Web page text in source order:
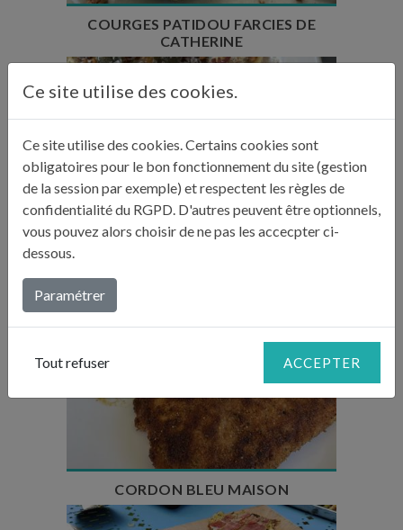
COURGES PATIDOU FARCIES DE
CATHERINE
Temps de préparation : 1 h
Temps de cuisson : 15 min
Temps de repos : 45 min
Nombre de couverts : 6 à 8
Temps de préparation : 20 min
Temps de cuisson : 5-7 min
Nombre de couverts : 4
CORDON BLEU MAISON
Ce site utilise des cookies.
Ce site utilise des cookies. Certains cookies sont
obligatoires pour le bon fonctionnement du site (gestion
de la session par exemple) et respectent les règles de
confidentialité du RGPD. D'autres peuvent être optionnels,
vous pouvez alors choisir de ne pas les accecpter ci-
dessous.
Paramétrer
Tout refuser ACCEPTER